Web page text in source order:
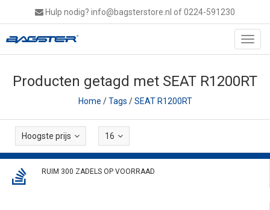
Hulp nodig? info@bagsterstore.nl of 0224-591230
Producten getagd met SEAT R1200RT
Home /Tags /SEAT R1200RT
Hoogste prijs 16
RUIM 300 ZADELS OP VOORRAAD